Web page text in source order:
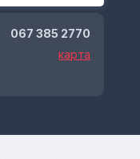
067 385 2770
карта